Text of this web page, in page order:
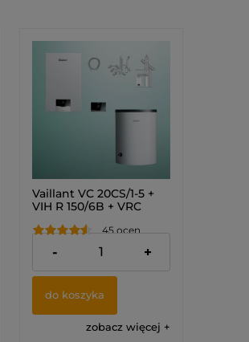
Vaillant VC 20CS/1-5 +
VIH R 150/6B + VRC
zestaw do szachtu
(Pakiet) 0010043642
45 ocen
12 075,00 zł
- +
do koszyka
zobacz więcej